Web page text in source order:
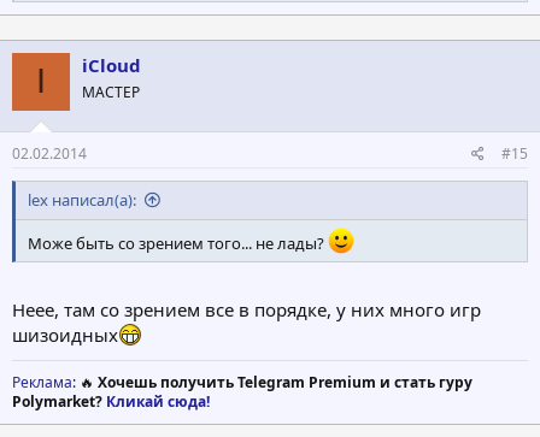
а
к
ц
:
I iCloud
МАСТЕР
02.02.2014 #15
lex написал(а):
Може быть со зрением того... не лады?
Неее, там со зрением все в порядке, у них много игр
шизоидных
Реклама: 🔥 Хочешь получить Telegram Premium и стать гуру
Polymarket? Кликай сюда!